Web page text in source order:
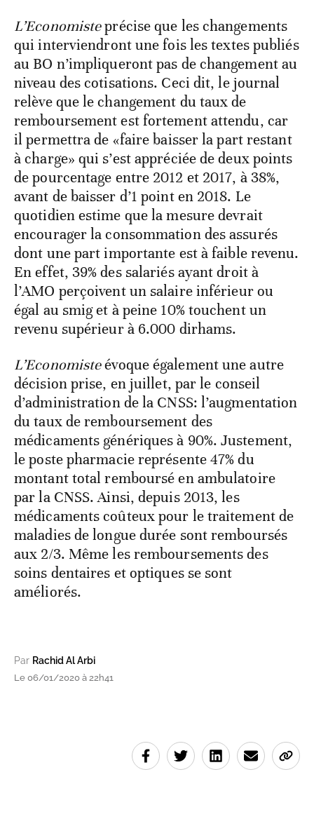
L’Economisteprécise que les changements
qui interviendront une fois les textes publiés
au BO n’impliqueront pas de changement au
niveau des cotisations. Ceci dit, le journal
relève que le changement du taux de
remboursement est fortement attendu, car
il permettra de «faire baisser la part restant
à charge» qui s’est appréciée de deux points
de pourcentage entre 2012 et 2017, à 38%,
avant de baisser d’1 point en 2018. Le
quotidien estime que la mesure devrait
encourager la consommation des assurés
dont une part importante est à faible revenu.
En effet, 39% des salariés ayant droit à
l’AMO perçoivent un salaire inférieur ou
égal au smig et à peine 10% touchent un
revenu supérieur à 6.000 dirhams.
L’Economisteévoque également une autre
décision prise, en juillet, par le conseil
d’administration de la CNSS: l’augmentation
du taux de remboursement des
médicaments génériques à 90%. Justement,
le poste pharmacie représente 47% du
montant total remboursé en ambulatoire
par la CNSS. Ainsi, depuis 2013, les
médicaments coûteux pour le traitement de
maladies de longue durée sont remboursés
aux 2/3. Même les remboursements des
soins dentaires et optiques se sont
améliorés.
Par Rachid Al Arbi
Le 06/01/2020 à 22h41